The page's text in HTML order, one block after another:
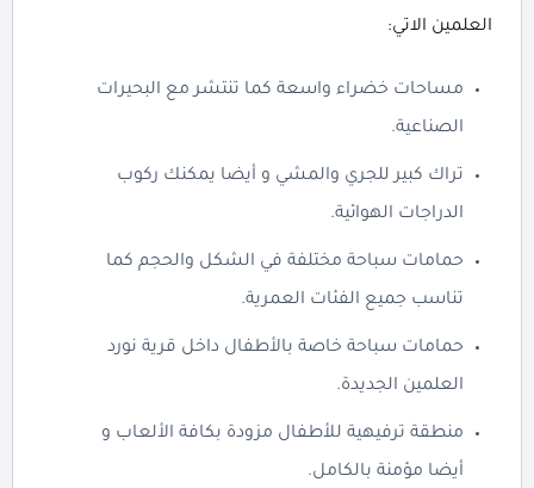
العلمين الاتي:
مساحات خضراء واسعة كما تنتشر مع البحيرات
الصناعية.
تراك كبير للجري والمشي و أيضا يمكنك ركوب
الدراجات الهوائية.
حمامات سباحة مختلفة في الشكل والحجم كما
تناسب جميع الفئات العمرية.
حمامات سباحة خاصة بالأطفال داخل قرية نورد
العلمين الجديدة.
منطقة ترفيهية للأطفال مزودة بكافة الألعاب و
أيضا مؤمنة بالكامل.